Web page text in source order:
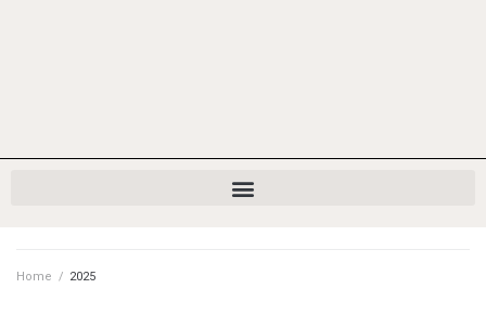
Home / 2025